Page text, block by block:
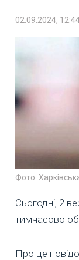
02.09.2024,
Фото:
Сьогодні, 2
тимчасово
Про це